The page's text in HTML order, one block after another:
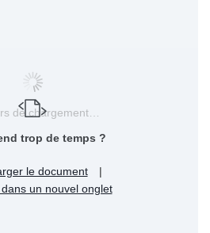
de chargement…
trop de temps ?
le document
|
un nouvel onglet